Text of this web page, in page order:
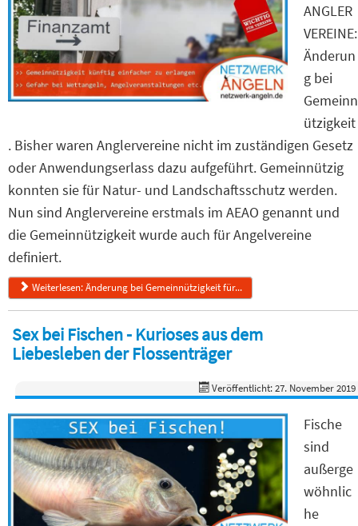
ANGLER
VEREINE:
Änderun
g bei
Gemeinn
ützigkeit
. Bisher waren Anglervereine nicht im zuständigen Gesetz
oder Anwendungserlass dazu aufgeführt. Gemeinnützig
konnten sie für Natur- und Landschaftsschutz werden.
Nun sind Anglervereine erstmals im AEAO genannt und
die Gemeinnützigkeit wurde auch für Angelvereine
definiert.
Weiterlesen: Änderung bei Gemeinnützigkeit für...
Sex bei Fischen - Kurioses aus dem
Liebesleben der Flossenträger
Veröffentlicht: 27. November 2019
Fische
sind
außerge
wöhnlic
he